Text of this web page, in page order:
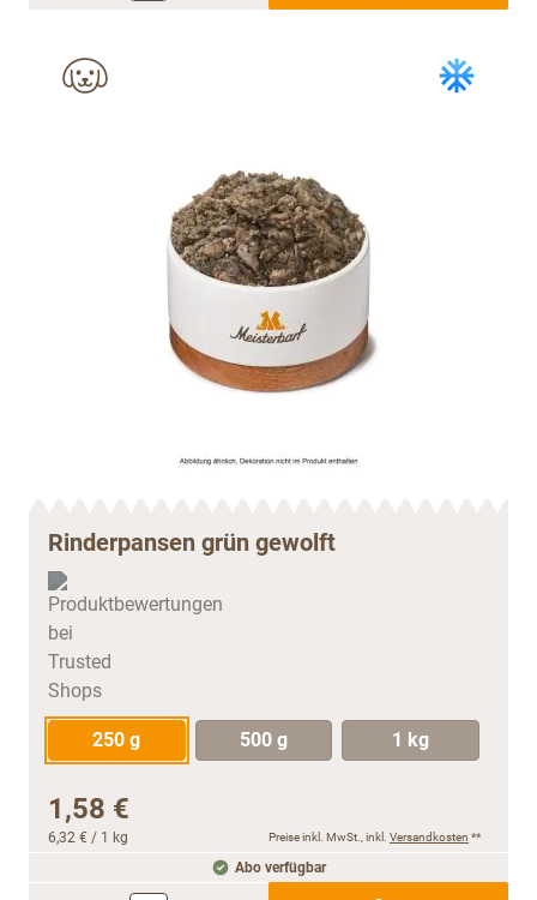
Rinderpansen grün gewolft
250 g 500 g 1 kg
1,58 €
6,32 € / 1 kg Preise inkl. MwSt., inkl. Versandkosten **
Abo verfügbar